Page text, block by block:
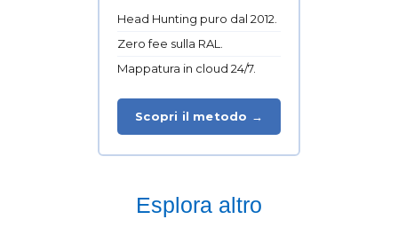
Head Hunting puro dal 2012.
Zero fee sulla RAL.
Mappatura in cloud 24/7.
Scopri il metodo →
Esplora altro